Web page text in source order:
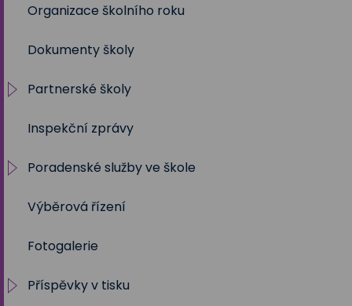
2020/2021
2019/2020
2018/2019
2017/2018
2016/2017
2015/2016
2014/2015
2013/2014
Organizace školního roku
Dokumenty školy
Partnerské školy
Projekty
Inspekční zprávy
Poradenské služby ve škole
Výchovný a kariérní poradce
Metodik prevence
Školní psycholog
Výběrová řízení
Fotogalerie
Příspěvky v tisku